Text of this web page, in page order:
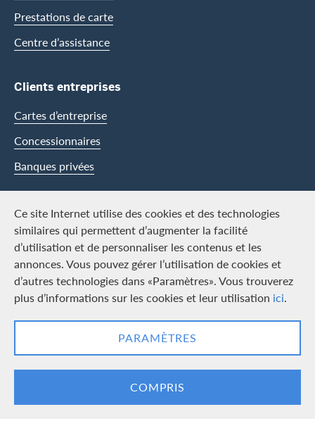
Ce site Internet utilise des cookies et des technologies
similaires qui permettent d’augmenter la facilité
d’utilisation et de personnaliser les contenus et les
annonces. Vous pouvez gérer l’utilisation de cookies et
d’autres technologies dans «Paramètres». Vous trouverez
plus d’informations sur les cookies et leur utilisation ici.
PARAMÈTRES
COMPRIS
Prestations de carte
Centre d’assistance
Clients entreprises
Cartes d’entreprise
Concessionnaires
Banques privées
Swisscard
Carrière
Offres d’emploi
Média
LinkedInFacebook